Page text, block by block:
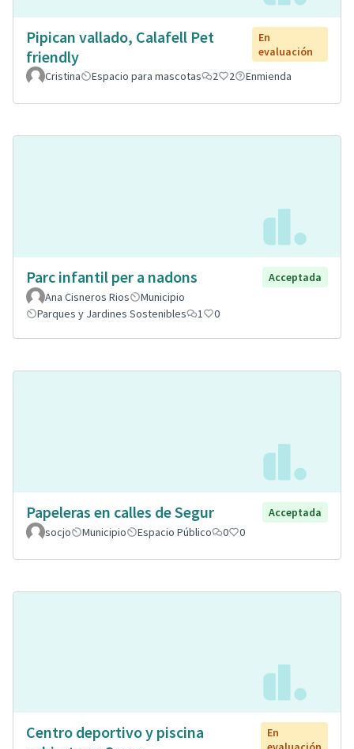
Pipican vallado, Calafell Pet
friendly
En
evaluación
Cristina
Espacio para mascotas 2 2 Enmienda
Parc infantil per a nadons
Acceptada
Ana Cisneros Rios
Municipio
Parques y Jardines Sostenibles
1 0
Papeleras en calles de Segur
Acceptada
socjo
Municipio Espacio Público 0 0
Centro deportivo y piscina
En